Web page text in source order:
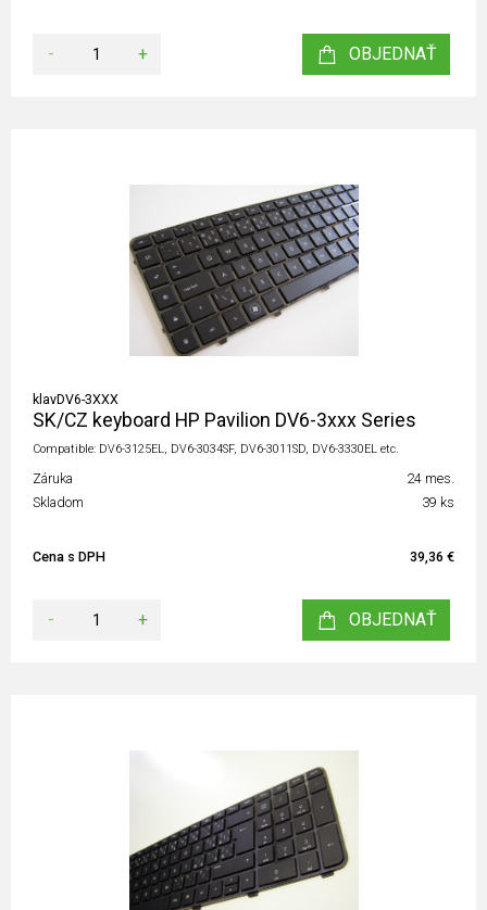
- + OBJEDNAŤ
klavDV6-3XXX
SK/CZ keyboard HP Pavilion DV6-3xxx Series
Compatible: DV6-3125EL, DV6-3034SF, DV6-3011SD, DV6-3330EL etc.
Záruka
24 mes.
Skladom
39 ks
Cena s DPH 39,36 €
- + OBJEDNAŤ